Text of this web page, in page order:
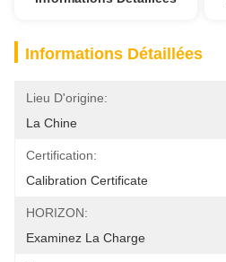
Informations Détaillées
Lieu D'origine:
La Chine
Certification:
Calibration Certificate
HORIZON:
Examinez La Charge